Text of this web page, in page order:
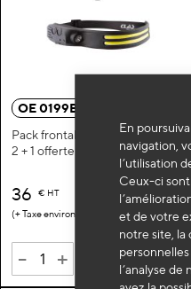
En
navigation,
l’utilisation
Ceux-ci sont
et de votre
notre site, la
personnelles
l’analyse de
OE 0199BLX3
Pack frontales double bandeau
2 + 1 offerte
36 € HT
0,09 €
- + AJOUTER AU